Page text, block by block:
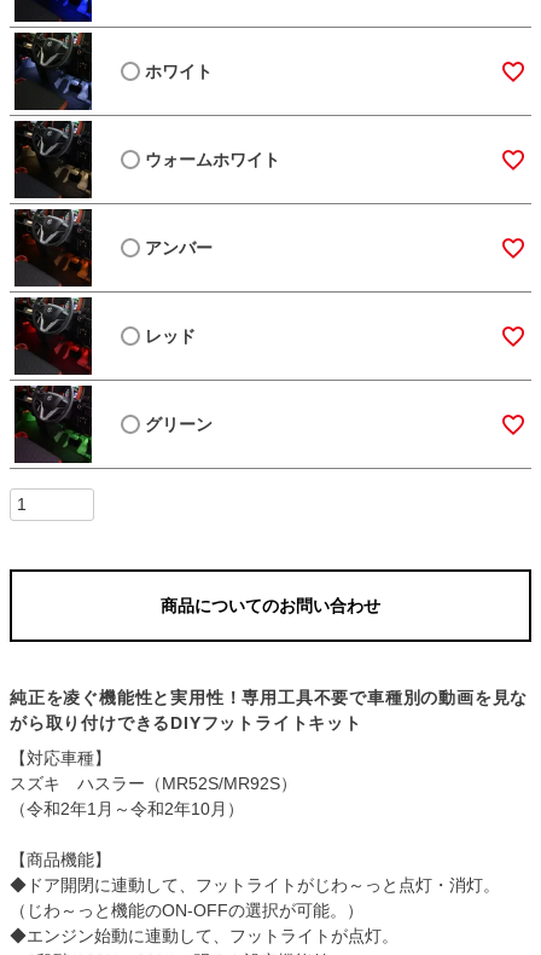
ホワイト
ウォームホワイト
アンバー
レッド
グリーン
商品についてのお問い合わせ
純正を凌ぐ機能性と実用性！専用工具不要で車種別の動画を見な
がら取り付けできるDIYフットライトキット
【対応車種】
スズキ ハスラー（MR52S/MR92S）
（令和2年1月～令和2年10月）
【商品機能】
◆ドア開閉に連動して、フットライトがじわ～っと点灯・消灯。
（じわ～っと機能のON-OFFの選択が可能。）
◆エンジン始動に連動して、フットライトが点灯。